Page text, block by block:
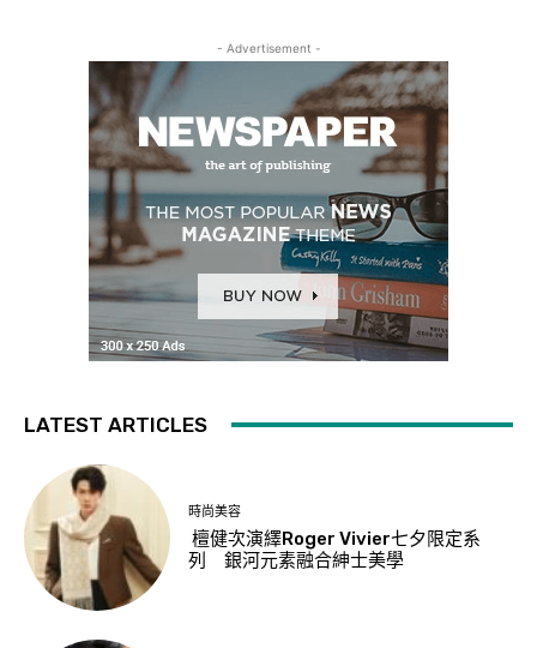
- Advertisement -
LATEST ARTICLES
時尚美容
檀健次演繹Roger Vivier七夕限定系
列 銀河元素融合紳士美學